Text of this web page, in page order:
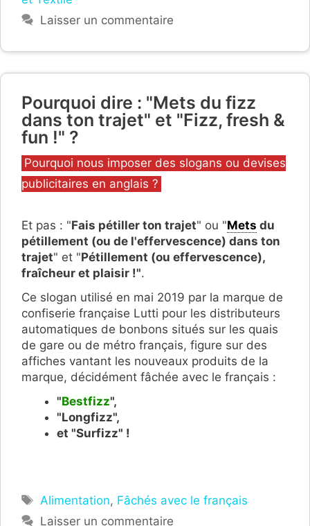
Laisser un commentaire
Pourquoi dire : "Mets du fizz
dans ton trajet" et "Fizz, fresh &
fun !" ?
Catégories
Pourquoi nous imposer des slogans ou devises
publicitaires en anglais ?
Et pas : "Fais pétiller ton trajet" ou "Mets du
pétillement (ou de l'effervescence) dans ton
trajet" et "Pétillement (ou effervescence),
fraîcheur et plaisir !".
Ce slogan utilisé en mai 2019 par la marque de
confiserie française Lutti pour les distributeurs
automatiques de bonbons situés sur les quais
de gare ou de métro français, figure sur des
affiches vantant les nouveaux produits de la
marque, décidément fâchée avec le français :
"Bestfizz",
"Longfizz",
et "Surfizz" !
Étiquettes
Alimentation, Fâchés avec le français
Laisser un commentaire